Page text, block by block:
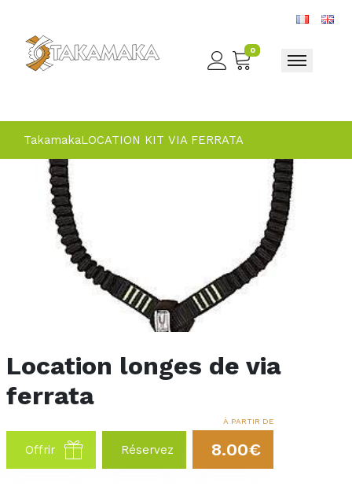
0
Toggle
TakamakaLOCATION KIT VIA FERRATA
Location longes de via
ferrata
Offrir Réservez
À PARTIR DE
8.00€